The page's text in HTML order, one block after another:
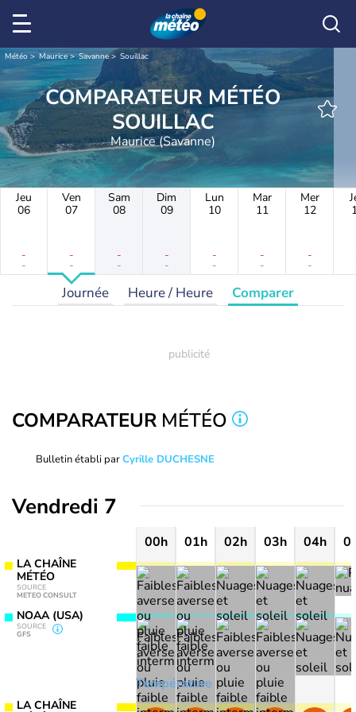
Météo Maurice Savanne Souillac
COMPARATEUR MÉTÉO
SOUILLAC
Maurice (Savanne)
Jeu
06
-
-
Ven
07
-
-
Sam
08
-
-
Dim
09
-
-
Lun
10
-
-
Mar
11
-
-
Mer
12
-
-
Journée Heure / Heure Comparer
COMPARATEUR MÉTÉO
Bulletin établi parCyrille DUCHESNE
Vendredi 7
LA CHAÎNE
MÉTÉO
SOURCE
METEO CONSULT
NOAA (USA)
SOURCE
GFS
LA CHAÎNE
00h 01h 02h 03h 04h
Température